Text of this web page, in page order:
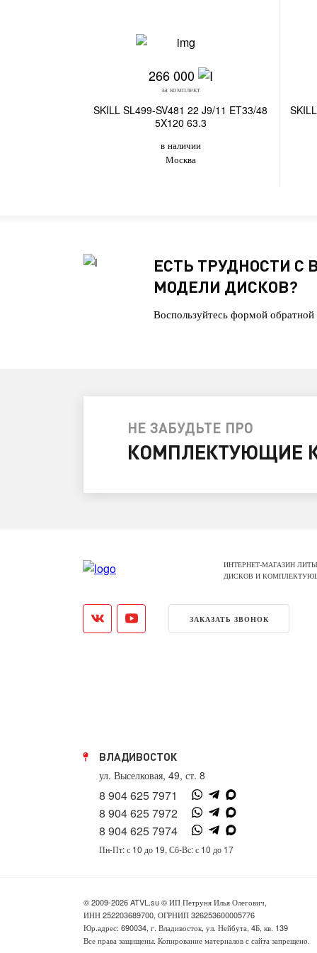
266 000
за комплект
SKILL SL499-SV481 22 J9/11 ET33/48
5X120 63.3
в наличии
Москва
ЕСТЬ ТРУДНОСТИ С
МОДЕЛИ ДИСКОВ?
Воспользуйтесь формой
НЕ ЗАБУДЬТЕ ПРО
КОМПЛЕКТУЮЩИЕ
ИНТЕРНЕТ-МАГАЗИН
ДИСКОВ И
ЗАКАЗАТЬ ЗВОНОК
ВЛАДИВОСТОК
ул. Выселковая, 49, ст. 8
8 904 625 7971
8 904 625 7972
8 904 625 7974
Пн-Пт: с 10 до 19, Сб-Вс: с 10 до 17
© 2009-2026 ATVL.su © ИП Петруня Илья Олегович,
ИНН 252203689700, ОГРНИП 326253600005776
Юр.адрес: 690034, г. Владивосток, ул. Нейбута, 4Б, кв. 139
Все права защищены. Копирование материалов с сайта запрещено.